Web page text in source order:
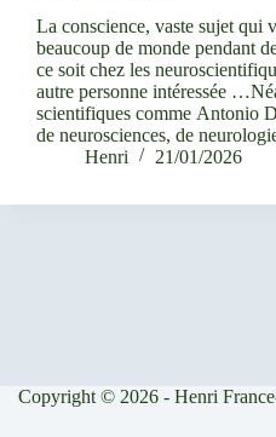
La conscience, vaste sujet qui
beaucoup de monde pendant
ce soit chez les
autre personne intéressée
scientifiques comme Antonio
de neurosciences, de
Henri
21/01/2026
Copyright © 2026 - Henri